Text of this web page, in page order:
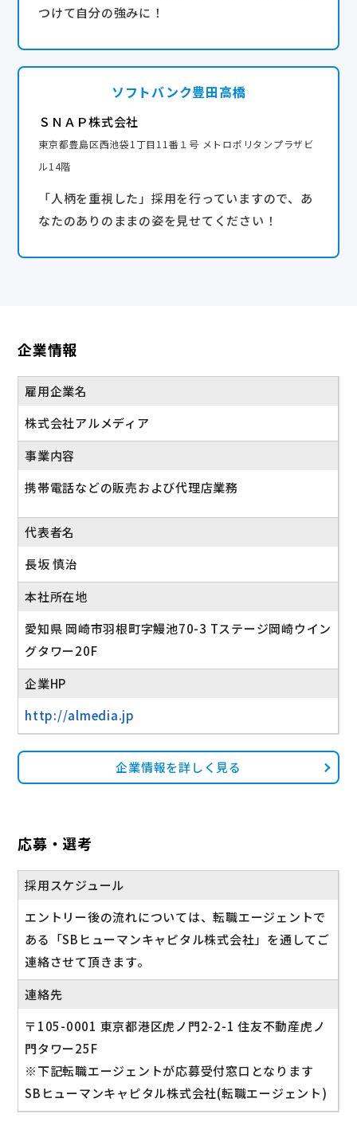
つけて自分の強みに！
ソフトバンク豊田高橋
ＳＮＡＰ株式会社
東京都豊島区西池袋1丁目11番１号 メトロポリタンプラザビ
ル14階
「人柄を重視した」採用を行っていますので、あ
なたのありのままの姿を見せてください！
企業情報
雇用企業名
株式会社アルメディア
事業内容
携帯電話などの販売および代理店業務
代表者名
長坂 慎治
本社所在地
愛知県 岡崎市羽根町字鰻池70-3 Tステージ岡崎ウイン
グタワー20F
企業HP
http://almedia.jp
企業情報を詳しく見る
応募・選考
採用スケジュール
エントリー後の流れについては、転職エージェントで
ある「SBヒューマンキャピタル株式会社」を通してご
連絡させて頂きます。
連絡先
〒105-0001 東京都港区虎ノ門2-2-1 住友不動産虎ノ
門タワー25F
※下記転職エージェントが応募受付窓口となります
SBヒューマンキャピタル株式会社(転職エージェント)